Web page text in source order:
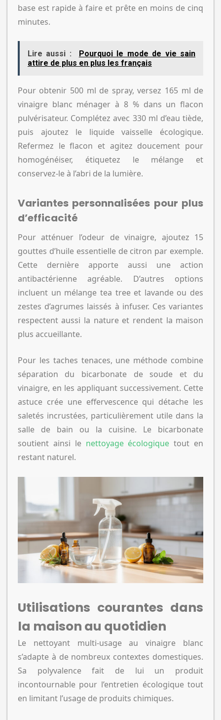
base est rapide à faire et prête en moins de cinq
minutes.
Lire aussi :
Pourquoi le mode de vie sain
attire de plus en plus les français
Pour obtenir 500 ml de spray, versez 165 ml de
vinaigre blanc ménager à 8 % dans un flacon
pulvérisateur. Complétez avec 330 ml d’eau tiède,
puis ajoutez le liquide vaisselle écologique.
Refermez le flacon et agitez doucement pour
homogénéiser, étiquetez le mélange et
conservez-le à l’abri de la lumière.
Variantes personnalisées pour plus
d’efficacité
Pour atténuer l’odeur de vinaigre, ajoutez 15
gouttes d’huile essentielle de citron par exemple.
Cette dernière apporte aussi une action
antibactérienne agréable. D’autres options
incluent un mélange tea tree et lavande ou des
zestes d’agrumes laissés à infuser. Ces variantes
respectent aussi la nature et rendent la maison
plus accueillante.
Pour les taches tenaces, une méthode combine
séparation du bicarbonate de soude et du
vinaigre, en les appliquant successivement. Cette
astuce crée une effervescence qui détache les
saletés incrustées, particulièrement utile dans la
salle de bain ou la cuisine. Le bicarbonate
soutient ainsi le nettoyage écologique tout en
restant naturel.
Utilisations courantes dans
la maison au quotidien
Le nettoyant multi-usage au vinaigre blanc
s’adapte à de nombreux contextes domestiques.
Sa polyvalence fait de lui un produit
incontournable pour l’entretien écologique tout
en limitant l’usage de produits chimiques.